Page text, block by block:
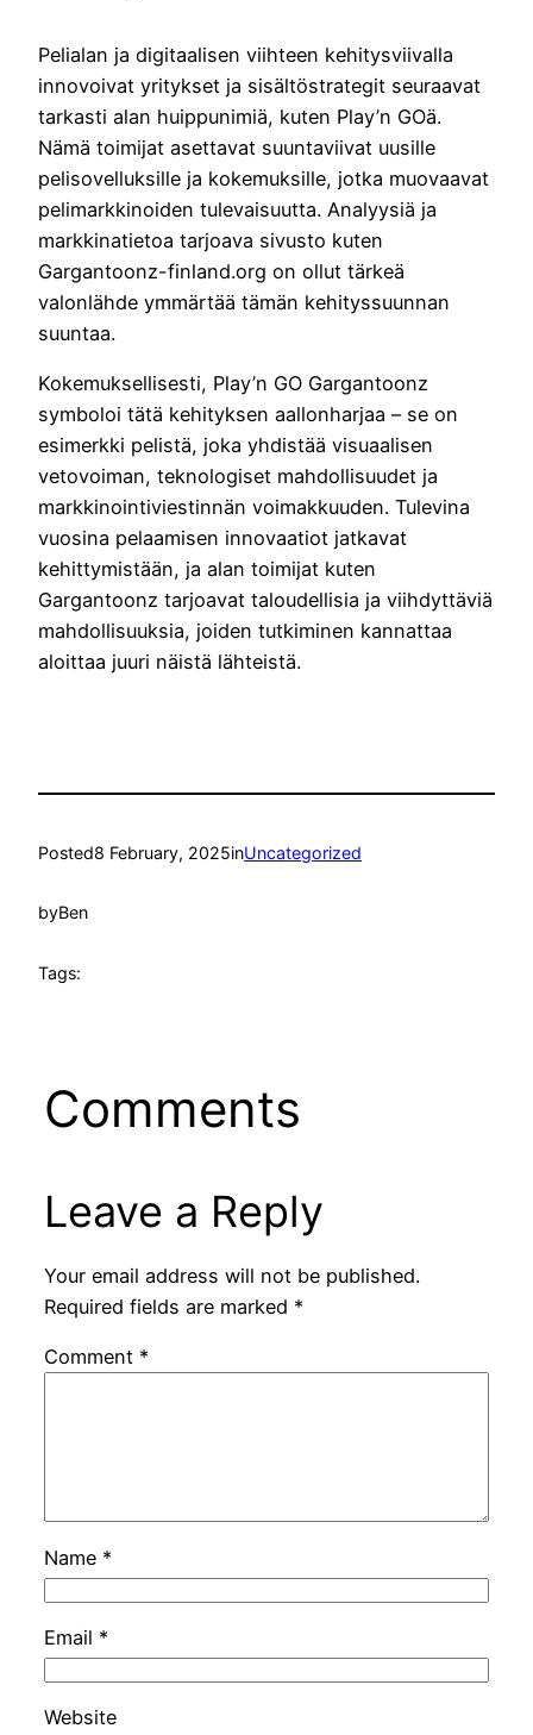
Pelialan ja digitaalisen viihteen kehitysviivalla
innovoivat yritykset ja sisältöstrategit seuraavat
tarkasti alan huippunimiä, kuten Play’n GOä.
Nämä toimijat asettavat suuntaviivat uusille
pelisovelluksille ja kokemuksille, jotka muovaavat
pelimarkkinoiden tulevaisuutta. Analyysiä ja
markkinatietoa tarjoava sivusto kuten
Gargantoonz-finland.org on ollut tärkeä
valonlähde ymmärtää tämän kehityssuunnan
suuntaa.
Kokemuksellisesti, Play’n GO Gargantoonz
symboloi tätä kehityksen aallonharjaa – se on
esimerkki pelistä, joka yhdistää visuaalisen
vetovoiman, teknologiset mahdollisuudet ja
markkinointiviestinnän voimakkuuden. Tulevina
vuosina pelaamisen innovaatiot jatkavat
kehittymistään, ja alan toimijat kuten
Gargantoonz tarjoavat taloudellisia ja viihdyttäviä
mahdollisuuksia, joiden tutkiminen kannattaa
aloittaa juuri näistä lähteistä.
Posted8 February, 2025inUncategorized
byBen
Tags:
Comments
Leave a Reply
Your email address will not be published.
Required fields are marked *
Comment *
Name *
Email *
Website